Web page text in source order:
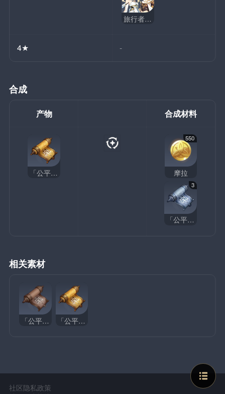
旅行者（水）
4★ -
合成
产物 合成材料
「公平」的哲学
550
摩拉
3
「公平」的指引
相关素材
「公平」的教导 「公平」的哲学
社区隐私政策